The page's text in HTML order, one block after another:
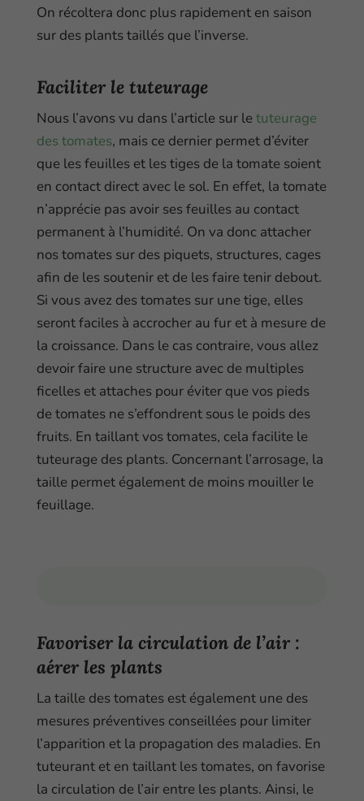
On récoltera donc plus rapidement en saison
sur des plants taillés que l’inverse.
Faciliter le tuteurage
Nous l’avons vu dans l’article sur letuteurage
des tomates, mais ce dernier permet d’éviter
que les feuilles et les tiges de la tomate soient
en contact direct avec le sol. En effet, la tomate
n’apprécie pas avoir ses feuilles au contact
permanent à l’humidité. On va donc attacher
nos tomates sur des piquets, structures, cages
afin de les soutenir et de les faire tenir debout.
Si vous avez des tomates sur une tige, elles
seront faciles à accrocher au fur et à mesure de
la croissance. Dans le cas contraire, vous allez
devoir faire une structure avec de multiples
ficelles et attaches pour éviter que vos pieds
de tomates ne s’effondrent sous le poids des
fruits. En taillant vos tomates, cela facilite le
tuteurage des plants. Concernant l’arrosage, la
taille permet également de moins mouiller le
feuillage.
Favoriser la circulation de l’air :
aérer les plants
La taille des tomates est également une des
mesures préventives conseillées pour limiter
l’apparition et la propagation des maladies. En
tuteurant et en taillant les tomates, on favorise
la circulation de l’air entre les plants. Ainsi, le